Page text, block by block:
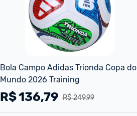
Bola Campo Adidas Trionda Copa do
Mundo 2026 Training
R$ 249,99
R$136,79